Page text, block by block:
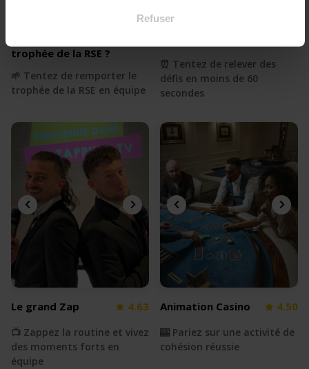
Refuser
trophée de la RSE ?
🌱 Tentez de remporter le
trophée de la RSE en équipe
⏰ Tentez de relever des
défis en moins de 60
secondes
Le grand Zap 4.63
📺 Zappez la routine et vivez
des moments forts en
équipe
Animation Casino 4.50
🎰 Pariez sur une activité de
cohésion réussie